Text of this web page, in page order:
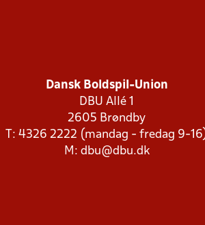
Dansk Boldspil-Union
DBU Allé 1
2605 Brøndby
T: 4326 2222 (mandag - fredag 9-
M: dbu@dbu.dk